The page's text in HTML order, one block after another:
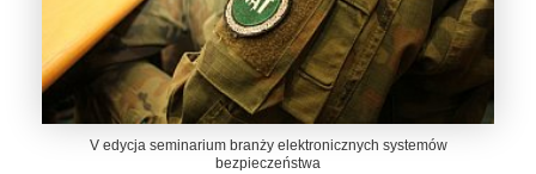
V edycja seminarium branży elektronicznych systemów
bezpieczeństwa